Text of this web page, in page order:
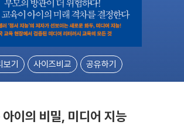
보기 사이즈비교 공유하기
이의 비밀, 미디어 지능